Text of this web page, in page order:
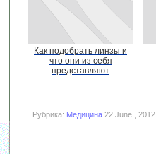
Как подобрать линзы и
что они из себя
представляют
Рубрика: Медицина 22 June , 2012